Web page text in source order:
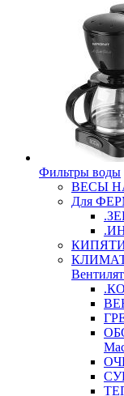
Фильтры воды
ВЕСЫ
Для
КЛИМАТ/